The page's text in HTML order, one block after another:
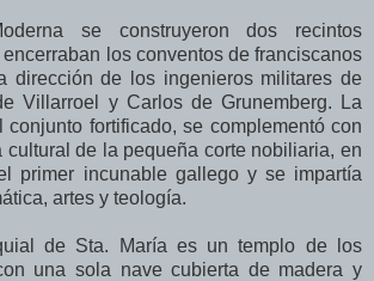
se construyeron dos recintos
los conventos de franciscanos
dirección de los ingenieros militares de
Villarroel y Carlos de Grunemberg. La
conjunto fortificado, se complementó con
cultural de la pequeña corte nobiliaria, en
primer incunable gallego y se impartía
artes y teología.
de Sta. María es un templo de los
una sola nave cubierta de madera y